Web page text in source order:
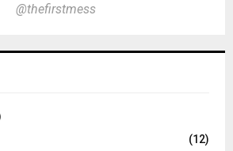
@thefirstmess
(12)